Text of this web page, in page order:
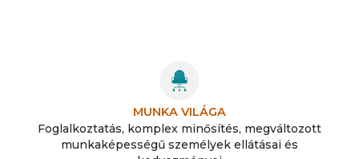
MUNKA VILÁGA
Foglalkoztatás, komplex minősítés, megváltozott
munkaképességű személyek ellátásai és